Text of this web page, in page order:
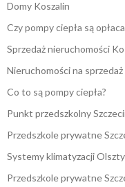
Domy Koszalin
Czy pompy ciepła są
Sprzedaż nieruchomości
Nieruchomości na sprzedaż
Co to są pompy ciepła?
Punkt przedszkolny
Przedszkole prywatne
Systemy klimatyzacji
Przedszkole prywatne